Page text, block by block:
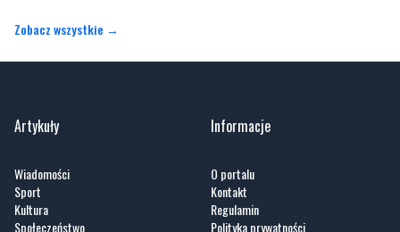
Zobacz wszystkie →
Artykuły
Wiadomości
Sport
Kultura
Społeczeństwo
Informacje
O portalu
Kontakt
Regulamin
Polityka prywatności